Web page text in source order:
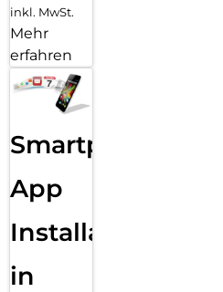
inkl. MwSt.
Mehr
erfahren
Smartphone
App
Installation
in